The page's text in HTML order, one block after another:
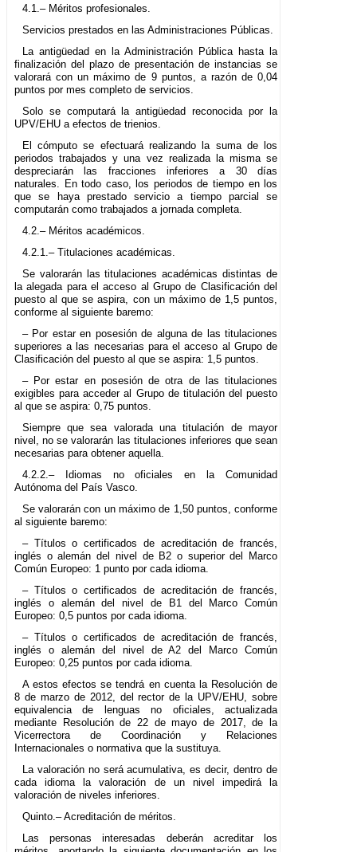
4.1.– Méritos profesionales.
Servicios prestados en las Administraciones Públicas.
La antigüedad en la Administración Pública hasta la
finalización del plazo de presentación de instancias se
valorará con un máximo de 9 puntos, a razón de 0,04
puntos por mes completo de servicios.
Solo se computará la antigüedad reconocida por la
UPV/EHU a efectos de trienios.
El cómputo se efectuará realizando la suma de los
periodos trabajados y una vez realizada la misma se
despreciarán las fracciones inferiores a 30 días
naturales. En todo caso, los periodos de tiempo en los
que se haya prestado servicio a tiempo parcial se
computarán como trabajados a jornada completa.
4.2.– Méritos académicos.
4.2.1.– Titulaciones académicas.
Se valorarán las titulaciones académicas distintas de
la alegada para el acceso al Grupo de Clasificación del
puesto al que se aspira, con un máximo de 1,5 puntos,
conforme al siguiente baremo:
– Por estar en posesión de alguna de las titulaciones
superiores a las necesarias para el acceso al Grupo de
Clasificación del puesto al que se aspira: 1,5 puntos.
– Por estar en posesión de otra de las titulaciones
exigibles para acceder al Grupo de titulación del puesto
al que se aspira: 0,75 puntos.
Siempre que sea valorada una titulación de mayor
nivel, no se valorarán las titulaciones inferiores que sean
necesarias para obtener aquella.
4.2.2.– Idiomas no oficiales en la Comunidad
Autónoma del País Vasco.
Se valorarán con un máximo de 1,50 puntos, conforme
al siguiente baremo:
– Títulos o certificados de acreditación de francés,
inglés o alemán del nivel de B2 o superior del Marco
Común Europeo: 1 punto por cada idioma.
– Títulos o certificados de acreditación de francés,
inglés o alemán del nivel de B1 del Marco Común
Europeo: 0,5 puntos por cada idioma.
– Títulos o certificados de acreditación de francés,
inglés o alemán del nivel de A2 del Marco Común
Europeo: 0,25 puntos por cada idioma.
A estos efectos se tendrá en cuenta la Resolución de
8 de marzo de 2012, del rector de la UPV/EHU, sobre
equivalencia de lenguas no oficiales, actualizada
mediante Resolución de 22 de mayo de 2017, de la
Vicerrectora de Coordinación y Relaciones
Internacionales o normativa que la sustituya.
La valoración no será acumulativa, es decir, dentro de
cada idioma la valoración de un nivel impedirá la
valoración de niveles inferiores.
Quinto.– Acreditación de méritos.
Las personas interesadas deberán acreditar los